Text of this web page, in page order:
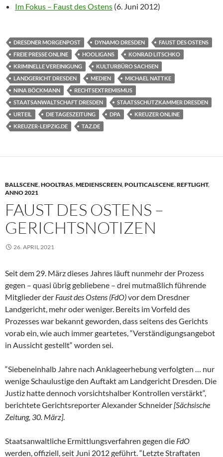
Im Fokus – Faust des Ostens (6. Juni 2012)
DRESDNER MORGENPOST DYNAMO DRESDEN
FAUST DES OSTENS
FREIE PRESSE ONLINE
HOOLIGANS
KONRAD LITSCHKO
KRIMINELLE VEREINIGUNG
KULTURBÜRO SACHSEN
LANDGERICHT DRESDEN
MEDIEN
MICHAEL NATTKE
NINA BÖCKMANN
RECHTSEXTREMISMUS
STAATSANWALTSCHAFT DRESDEN
STAATSSCHUTZKAMMER DRESDEN
URTEIL
DIE TAGESZEITUNG DPA
KREUZER ONLINE
KREUZER-LEIPZIG.DE
TAZ.DE
BALLSCENE,HOOLTRAS,MEDIENSCREEN,POLITICALSCENE,REFTLIGHT,
ANNO 2021
FAUST DES OSTENS –
GERICHTSNOTIZEN
26. APRIL 2021
Seit dem 29. März dieses Jahres läuft nunmehr der Prozess
gegen – quasi übrig gebliebene – drei mutmaßlich führende
Mitglieder der Faust des Ostens (FdO)vor dem Dresdner
Landgericht, mehr oder weniger. Bereits im Vorfeld des
Prozesses war bekannt geworden, dass seitens des Gerichts
vorab ein, wie auch immer geartetes, “Verständigungsangebot
in Aussicht gestellt“ worden sei.
“Siebeneinhalb Jahre nach Anklageerhebung verfolgten … nur
wenige Schaulustige den Auftakt am Landgericht Dresden. Die
Justiz hatte dennoch vorsichtshalber Kontrollen verstärkt“,
berichtete Gerichtsreporter Alexander Schneider[Sächsische
Zeitung, 30. März].
Staatsanwaltliche Ermittlungsverfahren gegen die FdO
werden, offiziell, seit Juni 2012 geführt. “Letzte Straftaten